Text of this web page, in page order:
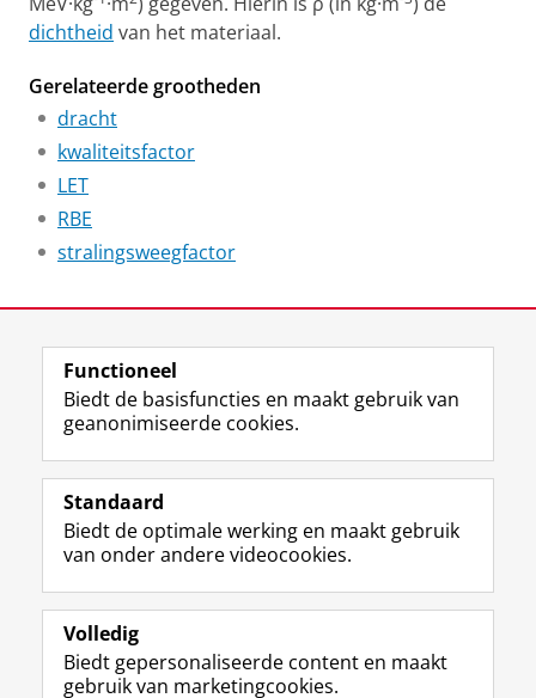
dichtheid van het materiaal.
Gerelateerde grootheden
dracht
kwaliteitsfactor
LET
RBE
stralingsweegfactor
View this page in:English
Volg de RUG
F
a
e
b
o
p
a
L
i
k
e
I
-
p
R
S
-
f
e
R
I
n
t
r
m
Y
o
T
e
k
Studiekiezers
Alumni
Over ons
Functioneel
Biedt de basisfuncties en maakt gebruik van
geanonimiseerde cookies.
Standaard
Biedt de optimale werking en maakt gebruik
van onder andere videocookies.
Volledig
Biedt gepersonaliseerde content en maakt
gebruik van marketingcookies.